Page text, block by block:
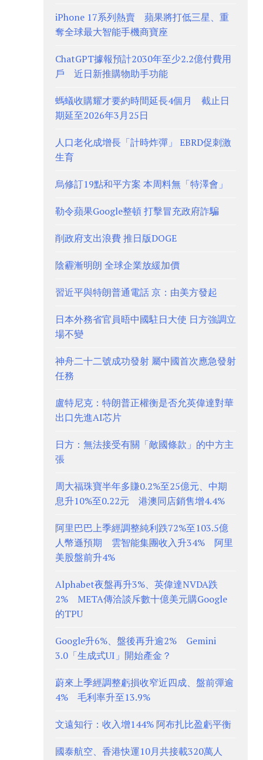
iPhone 17系列熱賣 蘋果將打低三星、重
奪全球最大智能手機商寶座
ChatGPT據報預計2030年至少2.2億付費用
戶 近日新推購物助手功能
螞蟻收購耀才要約時間延長4個月 截止日
期延至2026年3月25日
人口老化成增長「計時炸彈」 EBRD促刺激
生育
烏修訂19點和平方案 本周料無「特澤會」
勒令蘋果Google整頓 打擊冒充政府詐騙
削政府支出浪費 推日版DOGE
陰霾漸明朗 全球企業放緩加價
習近平與特朗普通電話 京：由美方發起
日本外務省官員晤中國駐日大使 日方強調立
場不變
神舟二十二號成功發射 屬中國首次應急發射
任務
盧特尼克：特朗普正權衡是否允英偉達對華
出口先進AI芯片
日方：無法接受有關「敵國條款」的中方主
張
周大福珠寶半年多賺0.2%至25億元、中期
息升10%至0.22元 港澳同店銷售增4.4%
阿里巴巴上季經調整純利跌72%至103.5億
人幣遜預期 雲智能集團收入升34% 阿里
美股盤前升4%
Alphabet夜盤再升3%、英偉達NVDA跌
2% META傳洽談斥數十億美元購Google
的TPU
Google升6%、盤後再升逾2% Gemini
3.0「生成式UI」開始產金？
蔚來上季經調整虧損收窄近四成、盤前彈逾
4% 毛利率升至13.9%
文遠知行：收入增144% 阿布扎比盈虧平衡
國泰航空、香港快運10月共接載320萬人